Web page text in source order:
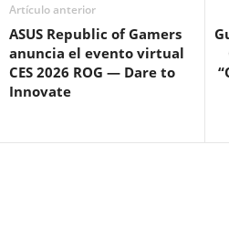
Artículo anterior
ASUS Republic of Gamers
anuncia el evento virtual
CES 2026 ROG — Dare to
Innovate